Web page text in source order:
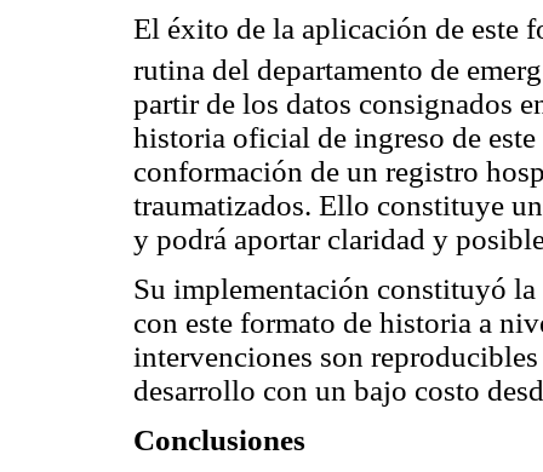
El éxito de la aplicación de este
rutina del departamento de
partir de los datos consignados
historia oficial de ingreso de
conformación de un registro
traumatizados. Ello constituye
y podrá aportar claridad y
Su implementación constituyó
con este formato de historia a
intervenciones son
desarrollo con un bajo costo
Conclusiones